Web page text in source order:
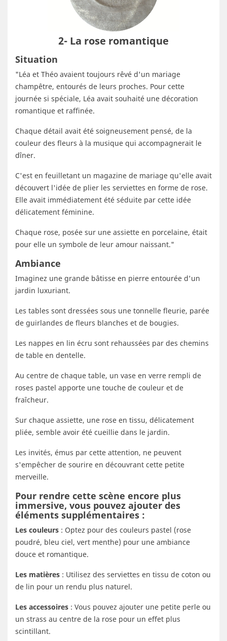
2- La rose romantique
Situation
"Léa et Théo avaient toujours rêvé d'un mariage
champêtre, entourés de leurs proches. Pour cette
journée si spéciale, Léa avait souhaité une décoration
romantique et raffinée.
Chaque détail avait été soigneusement pensé, de la
couleur des fleurs à la musique qui accompagnerait le
dîner.
C'est en feuilletant un magazine de mariage qu'elle avait
découvert l'idée de plier les serviettes en forme de rose.
Elle avait immédiatement été séduite par cette idée
délicatement féminine.
Chaque rose, posée sur une assiette en porcelaine, était
pour elle un symbole de leur amour naissant."
Ambiance
Imaginez une grande bâtisse en pierre entourée d'un
jardin luxuriant.
Les tables sont dressées sous une tonnelle fleurie, parée
de guirlandes de fleurs blanches et de bougies.
Les nappes en lin écru sont rehaussées par des chemins
de table en dentelle.
Au centre de chaque table, un vase en verre rempli de
roses pastel apporte une touche de couleur et de
fraîcheur.
Sur chaque assiette, une rose en tissu, délicatement
pliée, semble avoir été cueillie dans le jardin.
Les invités, émus par cette attention, ne peuvent
s'empêcher de sourire en découvrant cette petite
merveille.
Pour rendre cette scène encore plus
immersive, vous pouvez ajouter des
éléments supplémentaires :
Les couleurs : Optez pour des couleurs pastel (rose
poudré, bleu ciel, vert menthe) pour une ambiance
douce et romantique.
Les matières : Utilisez des serviettes en tissu de coton ou
de lin pour un rendu plus naturel.
Les accessoires : Vous pouvez ajouter une petite perle ou
un strass au centre de la rose pour un effet plus
scintillant.